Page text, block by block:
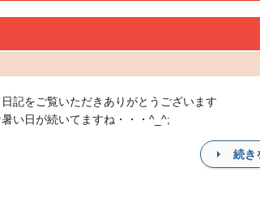
記をご覧いただきありがとうございます
い日が続いてますね・・・^_^;
続き